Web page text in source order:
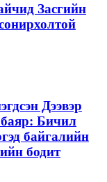
Засгийн
Дээвэр
Бичил
байгалийн
бодит